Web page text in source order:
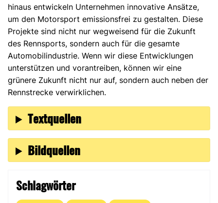
hinaus entwickeln Unternehmen innovative Ansätze,
um den Motorsport emissionsfrei zu gestalten. Diese
Projekte sind nicht nur wegweisend für die Zukunft
des Rennsports, sondern auch für die gesamte
Automobilindustrie. Wenn wir diese Entwicklungen
unterstützen und vorantreiben, können wir eine
grünere Zukunft nicht nur auf, sondern auch neben der
Rennstrecke verwirklichen.
Textquellen
Bildquellen
Schlagwörter